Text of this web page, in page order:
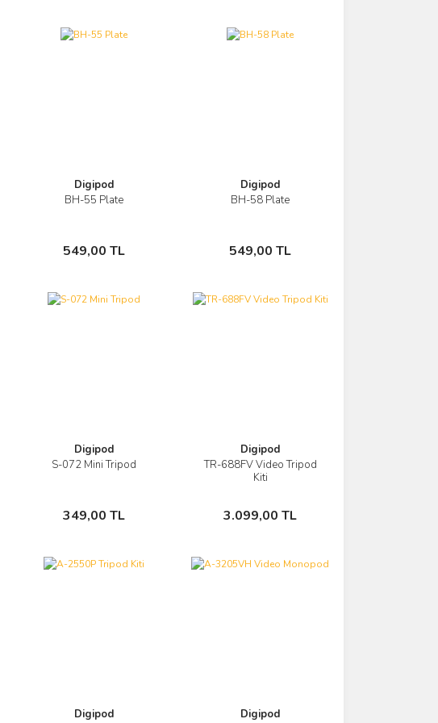
Digipod
BH-55 Plate
549,00 TL
Görüntüle
Sepete Ekle
Digipod
BH-58 Plate
549,00 TL
Görüntüle
Sepete Ekle
Digipod
S-072 Mini Tripod
349,00 TL
Görüntüle
Sepete Ekle
Digipod
TR-688FV Video Tripod
Kiti
3.099,00 TL
Görüntüle
Sepete Ekle
Digipod
Digipod